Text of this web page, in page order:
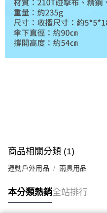
商品相關分類 (1)
運動戶外用品 雨具用品
本分類熱銷全站排行